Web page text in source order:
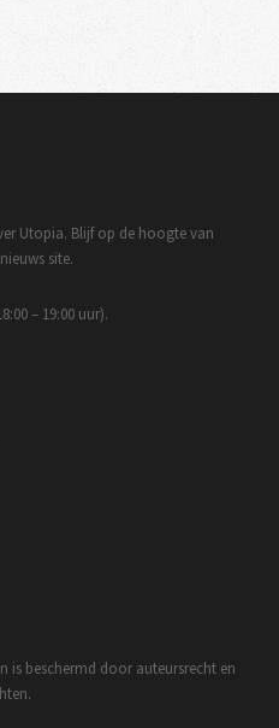
Utopia. Blijf op de hoogte van
site.
– 19:00 uur).
is beschermd door auteursrecht en